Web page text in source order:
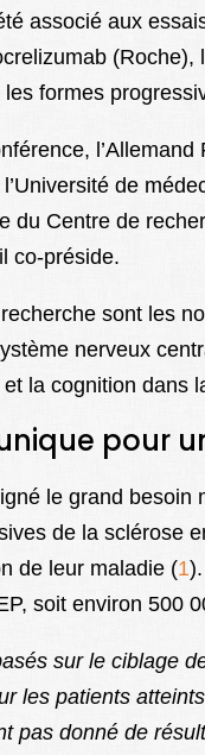
associé aux
formes
de
du Centre de
co-préside.
sont les
nerveux
la cognition dans
pour
le grand
de la sclérose
de leur maladie (1
soit environ 500
és sur le ciblage
les patients atteints
pas donné de rés